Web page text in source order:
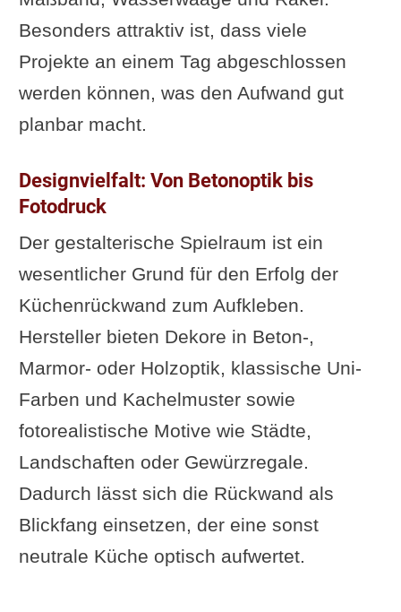
Besonders attraktiv ist, dass viele
Projekte an einem Tag abgeschlossen
werden können, was den Aufwand gut
planbar macht.
Designvielfalt: Von Betonoptik bis
Fotodruck
Der gestalterische Spielraum ist ein
wesentlicher Grund für den Erfolg der
Küchenrückwand zum Aufkleben.
Hersteller bieten Dekore in Beton-,
Marmor- oder Holzoptik, klassische Uni-
Farben und Kachelmuster sowie
fotorealistische Motive wie Städte,
Landschaften oder Gewürzregale.
Dadurch lässt sich die Rückwand als
Blickfang einsetzen, der eine sonst
neutrale Küche optisch aufwertet.